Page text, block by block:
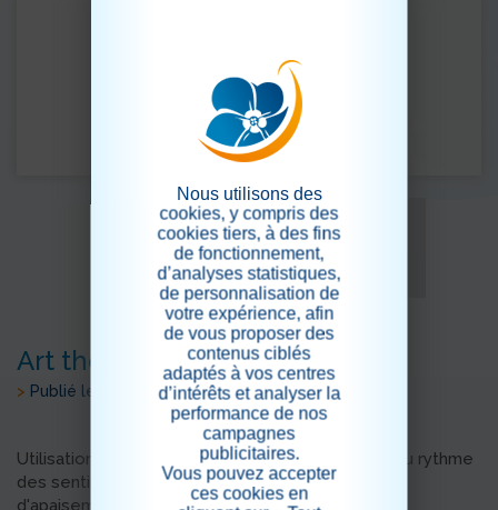
Art thérapie
> Publié le 11/03/2021
Utilisation du médium peinture. Vivre la couleur, au rythme
des sentiments éprouvés. Temps de bien être et
d'apaisement.
Nous utilisons des
cookies, y compris des
cookies tiers, à des fins
de fonctionnement,
d’analyses statistiques,
de personnalisation de
votre expérience, afin
de vous proposer des
contenus ciblés
adaptés à vos centres
d’intérêts et analyser la
performance de nos
campagnes
publicitaires.
Vous pouvez accepter
ces cookies en